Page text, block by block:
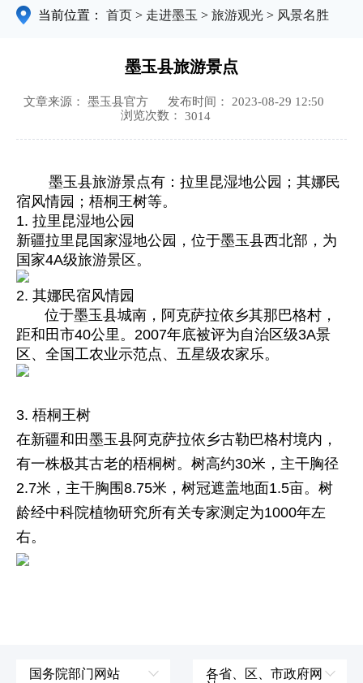
当前位置： 首页 > 走进墨玉 > 旅游观光 > 风景名胜
墨玉县旅游景点
文章来源： 墨玉县官方
发布时间： 2023-08-29 12:50
浏览次数： 3014
墨玉县旅游景点有：拉里昆湿地公园；其娜民
宿风情园；梧桐王树等。
1. 拉里昆湿地公园
新疆拉里昆国家湿地公园，位于墨玉县西北部，为
国家4A级旅游景区。
2. 其娜民宿风情园
位于墨玉县城南，阿克萨拉依乡其那巴格村，
距和田市40公里。2007年底被评为自治区级3A景
区、全国工农业示范点、五星级农家乐。
3. 梧桐王树
在新疆和田墨玉县阿克萨拉依乡古勒巴格村境内，
有一株极其古老的梧桐树。树高约30米，主干胸径
2.7米，主干胸围8.75米，树冠遮盖地面1.5亩。树
龄经中科院植物研究所有关专家测定为1000年左
右。
国务院部门网站
各省、区、市政府网